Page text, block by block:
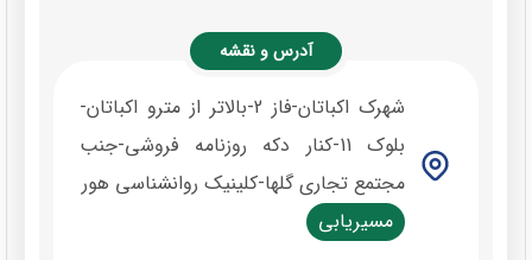
آدرس و نقشه
شهرک اکباتان-فاز 2-بالاتر از مترو اکباتان-
بلوک 11-کنار دکه روزنامه فروشی-جنب
مجتمع تجاری گلها-کلینیک روانشناسی هور
مسیریابی